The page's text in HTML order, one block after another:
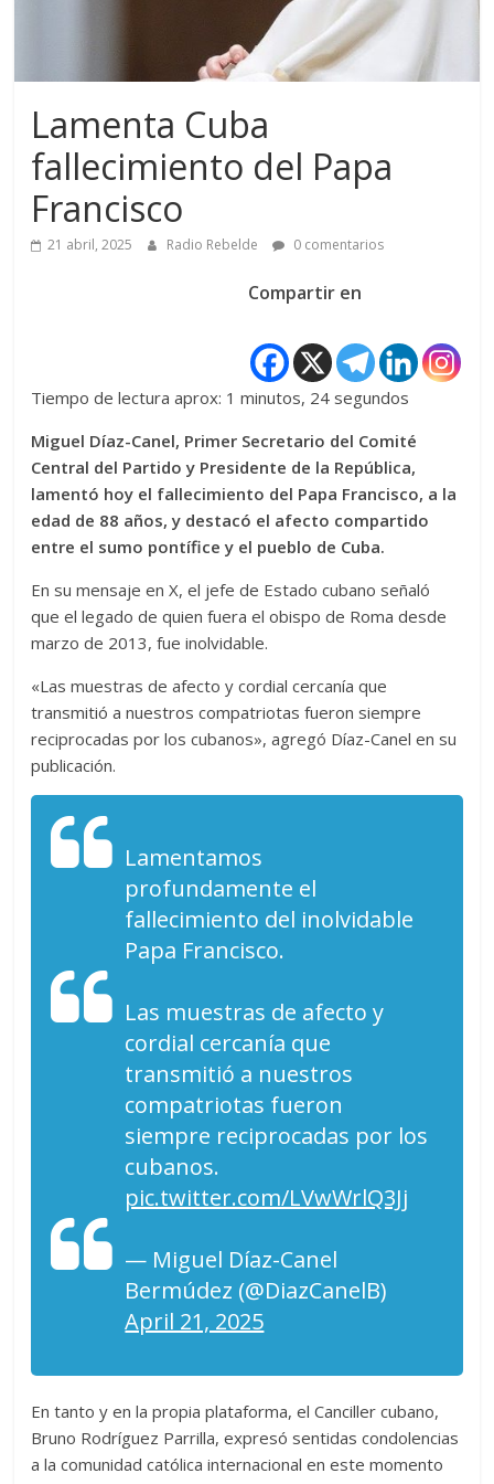
Lamenta Cuba
fallecimiento del Papa
Francisco
21 abril, 2025 Radio Rebelde 0 comentarios
Compartir en
Tiempo de lectura aprox: 1 minutos, 24 segundos
Miguel Díaz-Canel, Primer Secretario del Comité
Central del Partido y Presidente de la República,
lamentó hoy el fallecimiento del Papa Francisco, a la
edad de 88 años, y destacó el afecto compartido
entre el sumo pontífice y el pueblo de Cuba.
En su mensaje en X, el jefe de Estado cubano señaló
que el legado de quien fuera el obispo de Roma desde
marzo de 2013, fue inolvidable.
«Las muestras de afecto y cordial cercanía que
transmitió a nuestros compatriotas fueron siempre
reciprocadas por los cubanos», agregó Díaz-Canel en su
publicación.
Lamentamos
profundamente el
fallecimiento del inolvidable
Papa Francisco.
Las muestras de afecto y
cordial cercanía que
transmitió a nuestros
compatriotas fueron
siempre reciprocadas por los
cubanos.
pic.twitter.com/LVwWrlQ3Jj
— Miguel Díaz-Canel
Bermúdez (@DiazCanelB)
April 21, 2025
En tanto y en la propia plataforma, el Canciller cubano,
Bruno Rodríguez Parrilla, expresó sentidas condolencias
a la comunidad católica internacional en este momento